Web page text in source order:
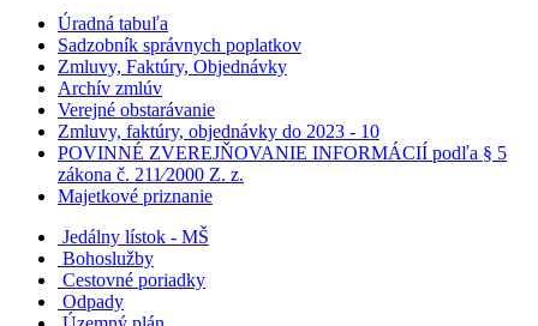
Úradná tabuľa
Sadzobník správnych poplatkov
Zmluvy, Faktúry, Objednávky
Archív zmlúv
Verejné obstarávanie
Zmluvy, faktúry, objednávky do 2023 - 10
POVINNÉ ZVEREJŇOVANIE INFORMÁCIÍ podľa § 5
zákona č. 211⁄2000 Z. z.
Majetkové priznanie
Jedálny lístok - MŠ
Bohoslužby
Cestovné poriadky
Odpady